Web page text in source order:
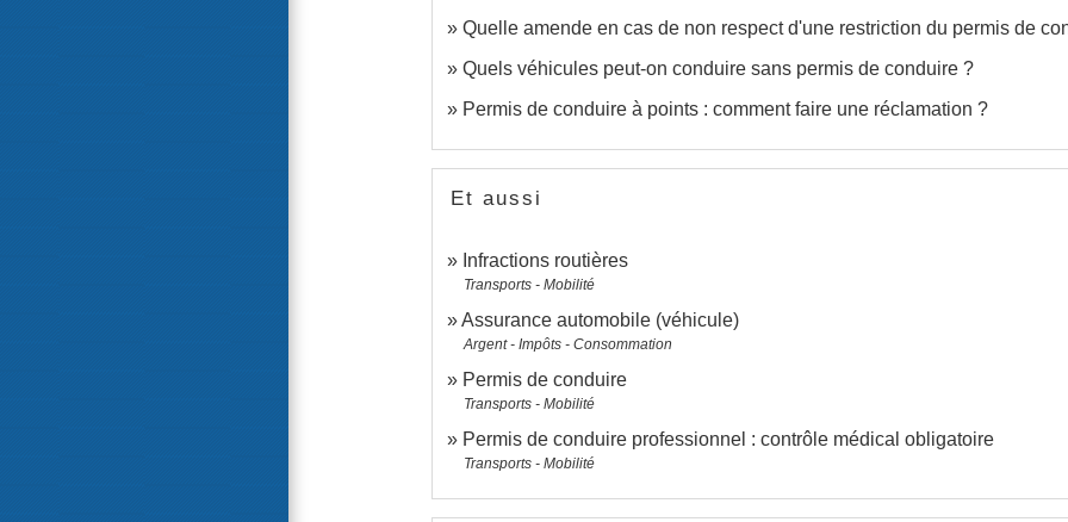
Quelle amende en cas de non respect d'une restriction du permis de
Quels véhicules peut-on conduire sans permis de conduire ?
Permis de conduire à points : comment faire une réclamation ?
Et aussi
Infractions routières
Transports - Mobilité
Assurance automobile (véhicule)
Argent - Impôts - Consommation
Permis de conduire
Transports - Mobilité
Permis de conduire professionnel : contrôle médical obligatoire
Transports - Mobilité